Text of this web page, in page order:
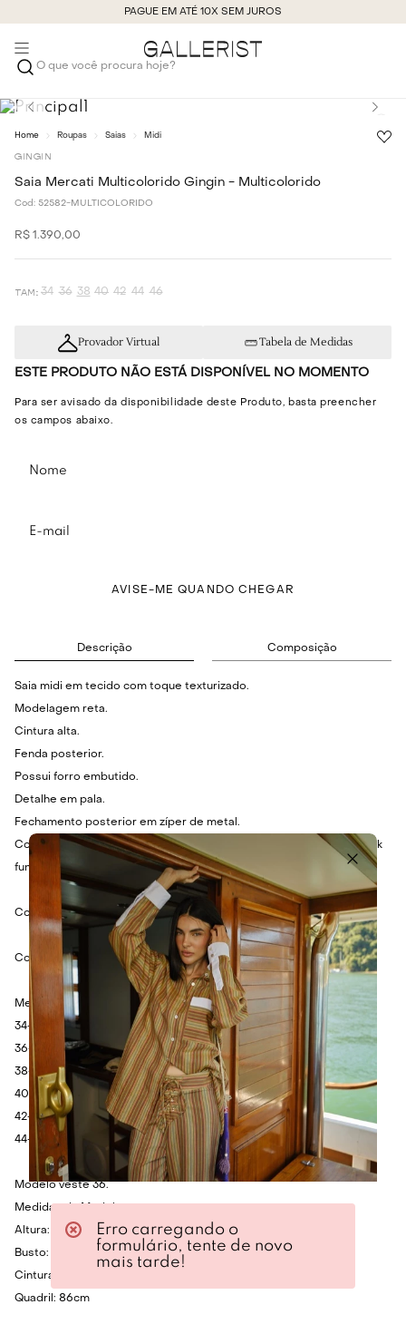
PAGUE EM ATÉ 10X SEM JUROS
O que você procura hoje?
Roupas Saias Midi
GINGIN
Saia Mercati Multicolorido Gingin - Multicolorido
Cod: 52582-MULTICOLORIDO
R$ 1 .390,00
34 36 38 40 42 44 46
Provador Virtual Tabela de Medidas
ESTE PRODUTO NÃO ESTÁ DISPONÍVEL NO MOMENTO
Para ser avisado da disponibilidade deste Produto, basta preencher
os campos abaixo.
AVISE-ME QUANDO CHEGAR
Descrição Composição
Saia midi em tecido com toque texturizado.
Modelagem reta.
Cintura alta.
Fenda posterior.
Possui forro embutido.
Detalhe em pala.
Fechamento posterior em zíper de metal.
Combine com top texturizado colorido e sandália dourada para look
fun.
Cor: Roxo, rosa, azul, verde, amarelo, laranja, off-white e vermelho.
Composição: 100% Poliéster.
Medidas:
34- Cintura: cm - Quadril: cm - Comprimento: cm.
36- Cintura: 72cm - Quadril: 98cm - Comprimento: 85cm.
38- Cintura: cm - Quadril: cm - Comprimento: cm.
40- Cintura: cm - Quadril: cm - Comprimento: cm.
42- Cintura: cm - Quadril: cm - Comprimento: cm.
44- Cintura: cm - Quadril: cm - Comprimento: cm.
Modelo veste 36.
Medidas da Modelo:
Altura: 1.75cm
Busto: 80cm
Cintura: 60cm
Quadril: 86cm
Erro carregando o
formulário, tente de novo
mais tarde!